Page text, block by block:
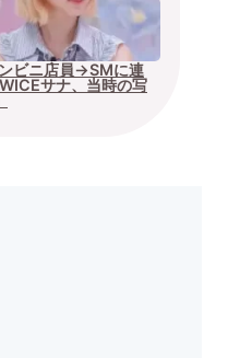
ビニ店員→SMに連
サナ、当時の写